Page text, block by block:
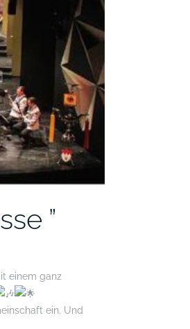
”
einem ganz
ein. Und